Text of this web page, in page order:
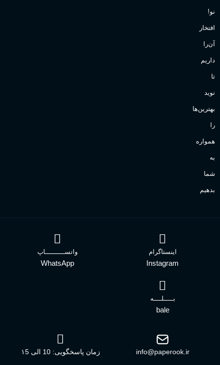
نو!
افتخار
آن‌را
داریم
تا
نوید
بهترین‌ها
را
همواره
به
شما
بدهیم
اینستاگرام
Instagram
واتســــــــــاپ
WhatsApp
بـــــلــــه
bale
info@paperook.ir زمان پاسخگویی: 10 الی ۱5